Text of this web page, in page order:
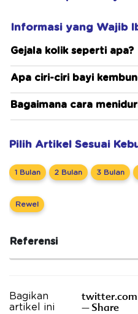
Informasi yang Wajib
Gejala kolik seperti apa?
Apa ciri-ciri bayi
Bagaimana cara
Pilih Artikel Sesuai
1 Bulan 2 Bulan 3 Bulan
Rewel
Referensi
Bagikan
artikel ini
twitter.com
– Share